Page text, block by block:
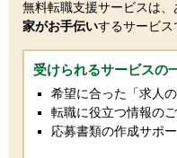
無料転職支援サービスは、
家がお手伝いするサービス
受けられるサービスの
希望に合った「求人の
転職に役立つ情報の
応募書類の作成サ